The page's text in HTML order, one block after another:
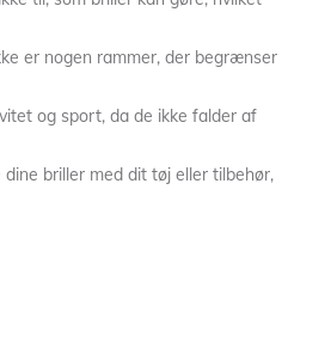
er nogen rammer, der begrænser
og sport, da de ikke falder af
briller med dit tøj eller tilbehør,